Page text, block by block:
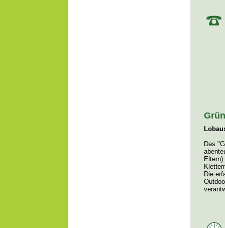
Das
Die